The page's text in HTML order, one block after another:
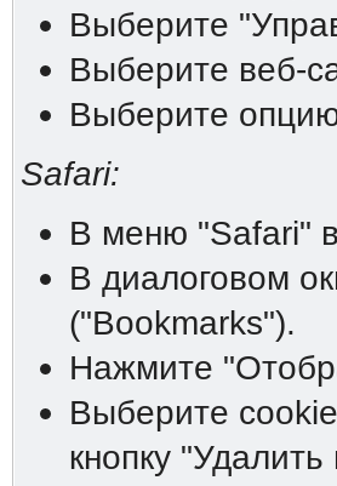
Выберите
Выберите веб-
Выберите
Safari:
В меню "Safari"
В диалоговом
("Bookmarks").
Нажмите
Выберите
кнопку